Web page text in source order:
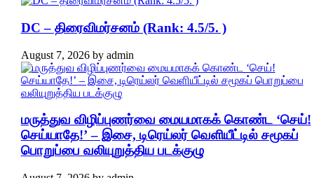
DC – திரைவிமர்சனம் (Rank: 4.5/5. )
August 7, 2026by admin
மருத்துவ விழிப்புணர்வை மையமாகக் கொண்ட ‘செய்!
செய்யாதே!’ – இசை, டிரெய்லர் வெளியீட்டில் சமூகப்
பொறுப்பை வலியுறுத்திய படக்குழு